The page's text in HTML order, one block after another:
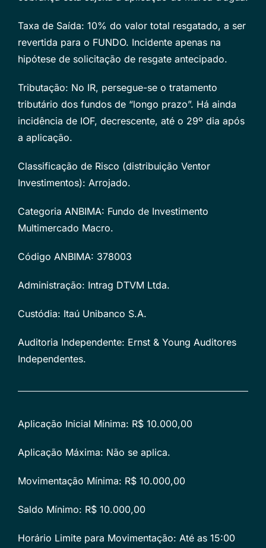
Taxa de Saída: 10% do valor total resgatado, a ser
revertida para o FUNDO. Incidente apenas na
hipótese de solicitação de resgate antecipado.
Tributação: No IR, persegue-se o tratamento
tributário dos fundos de “longo prazo”. Há ainda
incidência de IOF, decrescente, até o 29º dia após
a aplicação.
Classificação de Risco (distribuição Ventor
Investimentos): Arrojado.
Categoria ANBIMA: Fundo de Investimento
Multimercado Macro.
Código ANBIMA: 378003
Administração: Intrag DTVM Ltda.
Custódia: Itaú Unibanco S.A.
Auditoria Independente: Ernst & Young Auditores
Independentes.
Aplicação Inicial Mínima: R$ 10.000,00
Aplicação Máxima: Não se aplica.
Movimentação Mínima: R$ 10.000,00
Saldo Mínimo: R$ 10.000,00
Horário Limite para Movimentação: Até as 15:00